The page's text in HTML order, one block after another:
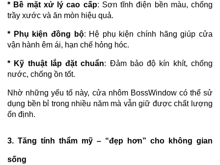
* Bề mặt xử lý cao cấp: Sơn tĩnh điện bền màu, chống
trầy xước và ăn mòn hiệu quả.
* Phụ kiện đồng bộ: Hệ phụ kiện chính hãng giúp cửa
vận hành êm ái, hạn chế hỏng hóc.
* Kỹ thuật lắp đặt chuẩn: Đảm bảo độ kín khít, chống
nước, chống ồn tốt.
Nhờ những yếu tố này, cửa nhôm BossWindow có thể sử
dụng bền bỉ trong nhiều năm mà vẫn giữ được chất lượng
ổn định.
3. Tăng tính thẩm mỹ – “đẹp hơn” cho không gian
sống